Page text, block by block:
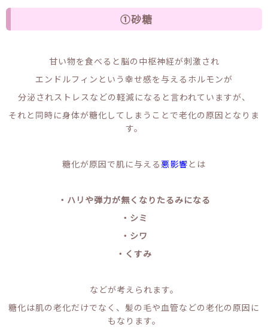
①砂糖
甘い物を食べると脳の中枢神経が刺激され
エンドルフィンという幸せ感を与えるホルモンが
分泌されストレスなどの軽減になると言われていますが、
それと同時に身体が糖化してしまうことで老化の原因となりま
す。
糖化が原因で肌に与える悪影響 とは
・ハリや弾力が無くなりたるみになる
・シミ
・シワ
・くすみ
などが考えられます。
糖化は肌の老化だけでなく、髪の毛や血管などの老化の原因に
もなります。